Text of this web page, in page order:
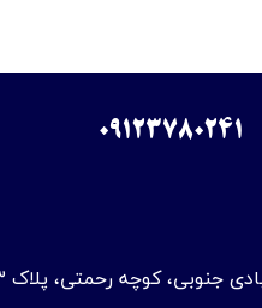
جنوبی، کوچه رحمتی، پلاک ۳۳
09123780241